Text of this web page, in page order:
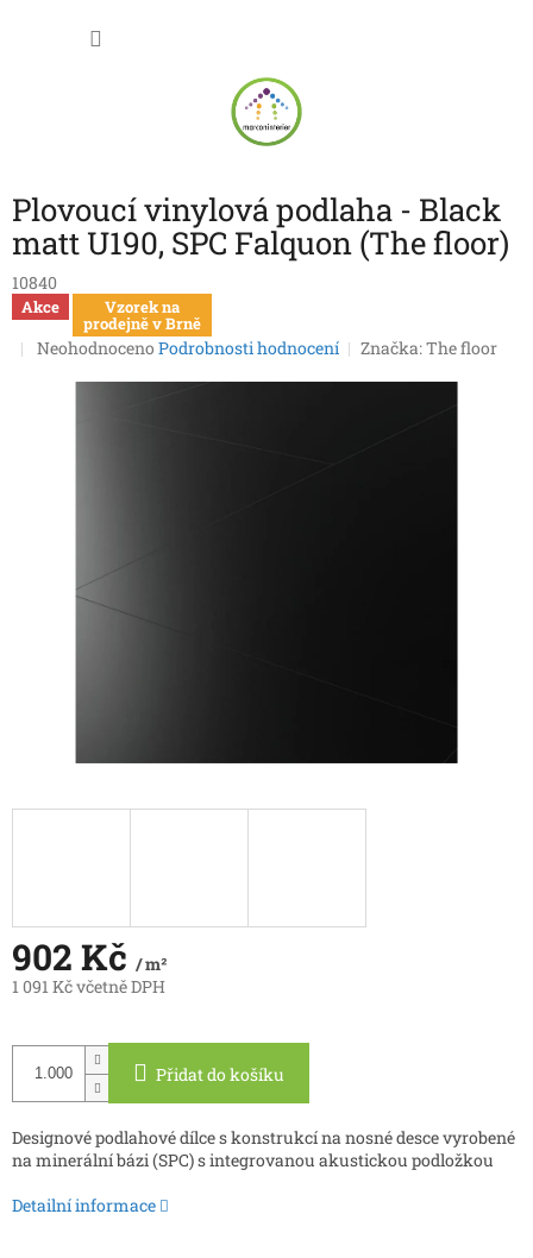
Plovoucí vinylová podlaha - Black
matt U190, SPC Falquon (The floor)
10840
Akce Vzorek na
prodejně v Brně
Průměrné
Neohodnoceno Podrobnosti hodnocení Značka:The floor
902 Kč / m²
1 091 Kč včetně DPH
cena:
Přidat do košíku
Designové podlahové dílce s konstrukcí na nosné desce vyrobené
na minerální bázi (SPC) s integrovanou akustickou podložkou
Detailní informace